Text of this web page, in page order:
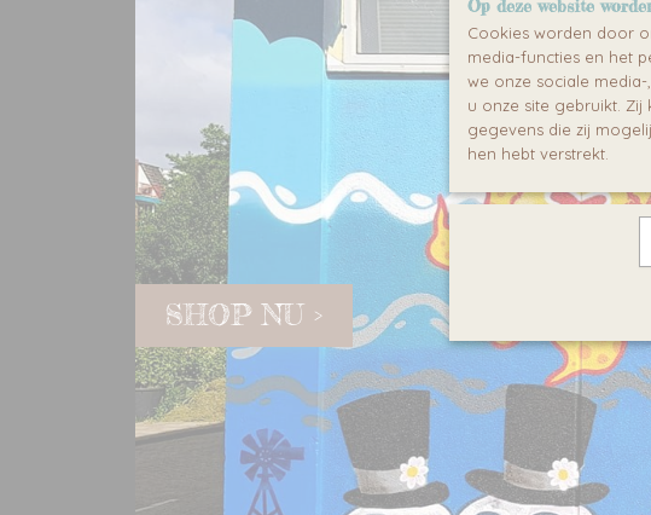
SHOP NU >
BEKIJK PRODUCTEN >
Op deze website
Cookies worden door
media-functies en het
we onze sociale
u onze site gebruikt.
gegevens die zij
hen hebt verstrekt.